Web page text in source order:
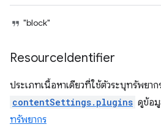
"block"
ResourceIdentifier
ประเภทเนื้อหาเดียวที่ใช้ตัวระบุทรัพยาก
contentSettings.plugins ดูข้อ
ทรัพยากร